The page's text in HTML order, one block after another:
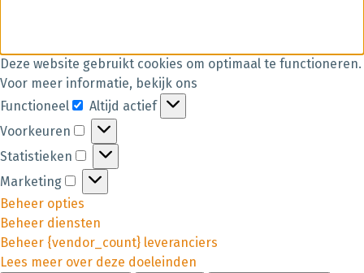
Deze website gebruikt cookies om optimaal te functioneren.
Voor meer informatie, bekijk ons
Functioneel
Altijd actief
Voorkeuren
Statistieken
Marketing
Beheer opties
Beheer diensten
Beheer {vendor_count} leveranciers
Lees meer over deze doeleinden